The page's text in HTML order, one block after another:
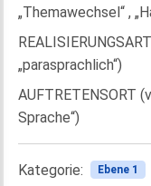
„Themawechsel“ ,
„parasprachlich“)
AUFTRETENSORT
Sprache“)
Kategorie: Ebene 1